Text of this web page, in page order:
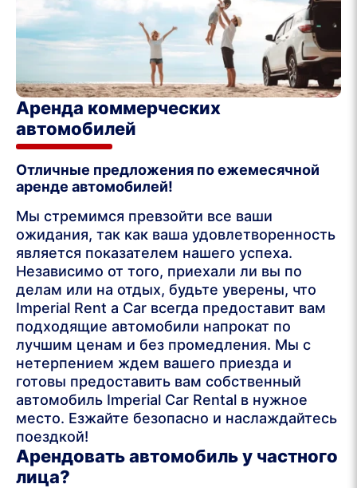
Арендовать автомобиль у частного
лица?
Аренда коммерческих
автомобилей
Отличные предложения по ежемесячной
аренде автомобилей!
Мы стремимся превзойти все ваши
ожидания, так как ваша удовлетворенность
является показателем нашего успеха.
Независимо от того, приехали ли вы по
делам или на отдых, будьте уверены, что
Imperial Rent a Car всегда предоставит вам
подходящие автомобили напрокат по
лучшим ценам и без промедления. Мы с
нетерпением ждем вашего приезда и
готовы предоставить вам собственный
автомобиль Imperial Car Rental в нужное
место. Езжайте безопасно и наслаждайтесь
поездкой!